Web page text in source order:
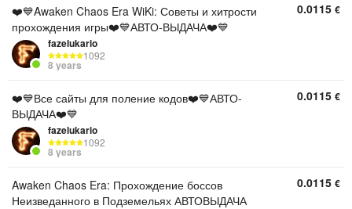
❤️💙Awaken Chaos Era WiKi: Советы и хитрости
прохождения игры❤️💙АВТО-ВЫДАЧА❤️💙
fazelukario
1092
8 years
0.0115 €
❤️💙Все сайты для поление кодов❤️💙АВТО-
ВЫДАЧА❤️💙
fazelukario
1092
8 years
0.0115 €
Awaken Chaos Era: Прохождение боссов
Неизведанного в Подземельях АВТОВЫДАЧА
0.0115 €